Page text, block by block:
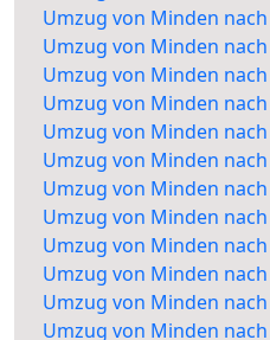
Umzug von Minden
Umzug von Minden nach
Umzug von Minden nach
Umzug von Minden
Umzug von Minden
Umzug von Minden
Umzug von Minden
Umzug von Minden
Umzug von Minden
Umzug von Minden
Umzug von Minden
Umzug von Minden